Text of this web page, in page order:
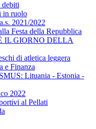
debiti
in ruolo
2021/2022
Festa della Repubblica
IL GIORNO DELLA
di atletica leggera
e Finanza
Lituania - Estonia -
2022
al Pellati